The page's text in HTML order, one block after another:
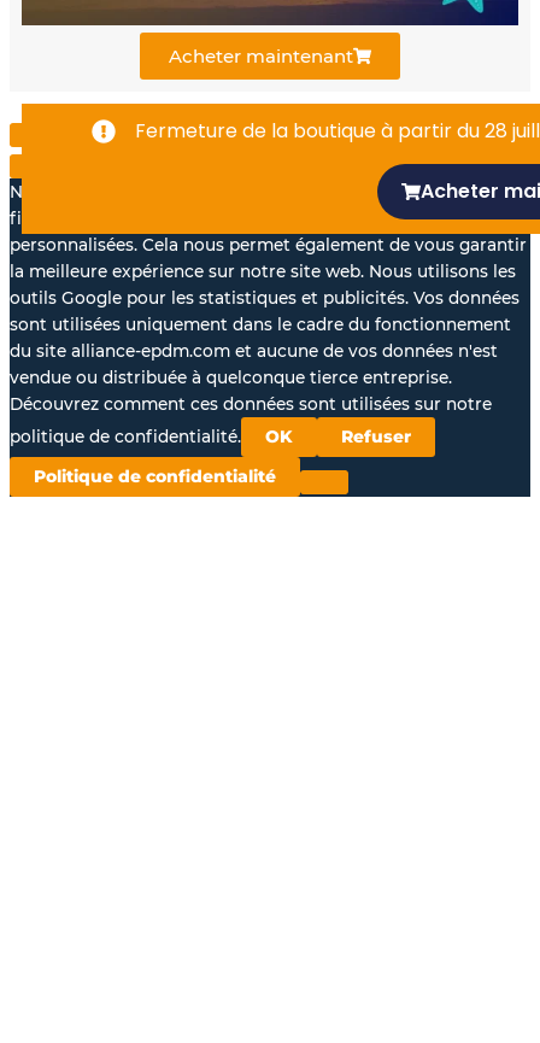
k
-
n
Acheter maintenant
Fermeture de la boutique à partir du 28
Acheter
Nous aimerions avec votre accord, utiliser vos données à des
fins statistiques et pour vous proposer des annonces
personnalisées. Cela nous permet également de vous garantir
la meilleure expérience sur notre site web. Nous utilisons les
outils Google pour les statistiques et publicités. Vos données
sont utilisées uniquement dans le cadre du fonctionnement
du site alliance-epdm.com et aucune de vos données n'est
vendue ou distribuée à quelconque tierce entreprise.
Découvrez comment ces données sont utilisées sur notre
politique de confidentialité.
OK Refuser
Politique de confidentialité